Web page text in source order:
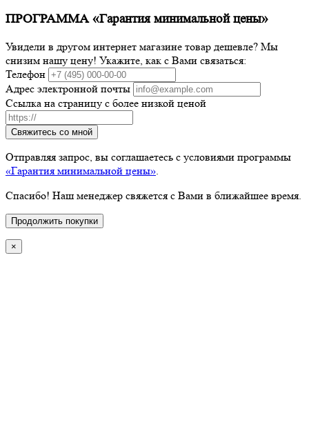
ПРОГРАММА «Гарантия минимальной цены»
Увидели в другом интернет магазине товар дешевле? Мы
снизим нашу цену! Укажите, как с Вами связаться:
Телефон
Адрес электронной почты
Ссылка на страницу с более низкой ценой
Свяжитесь со мной
Отправляя запрос, вы соглашаетесь с условиями программы
«Гарантия минимальной цены».
Спасибо! Наш менеджер свяжется с Вами в ближайшее время.
Продолжить покупки
×